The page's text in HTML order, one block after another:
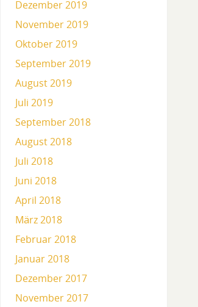
Dezember 2019
November 2019
Oktober 2019
September 2019
August 2019
Juli 2019
September 2018
August 2018
Juli 2018
Juni 2018
April 2018
März 2018
Februar 2018
Januar 2018
Dezember 2017
November 2017